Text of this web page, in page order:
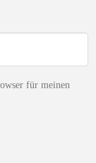
für meinen